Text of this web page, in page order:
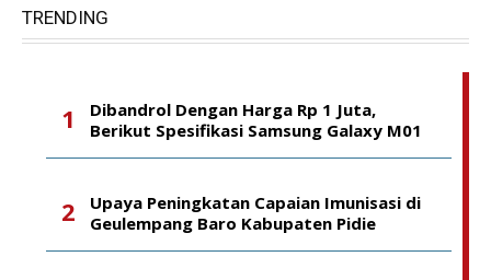
TRENDING
Dibandrol Dengan Harga Rp 1 Juta,
Berikut Spesifikasi Samsung Galaxy M01
Upaya Peningkatan Capaian Imunisasi di
Geulempang Baro Kabupaten Pidie